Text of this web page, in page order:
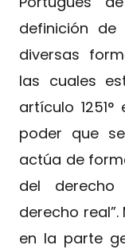
definición
diversas
las cuales
artículo
poder que
actúa de
del
derecho
en la parte